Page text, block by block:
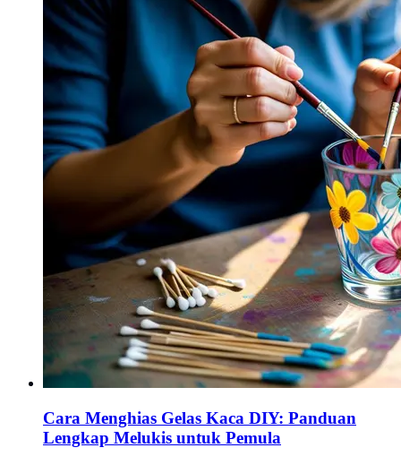
Cara Menghias Gelas Kaca DIY: Panduan
Lengkap Melukis untuk Pemula